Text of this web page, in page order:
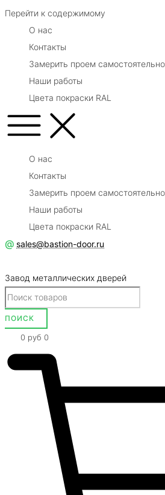
Перейти к содержимому
О нас
Контакты
Замерить проем самостоятельно
Наши работы
Цвета покраски RAL
О нас
Контакты
Замерить проем самостоятельно
Наши работы
Цвета покраски RAL
@ sales@bastion-door.ru
Завод металлических дверей
0 руб 0